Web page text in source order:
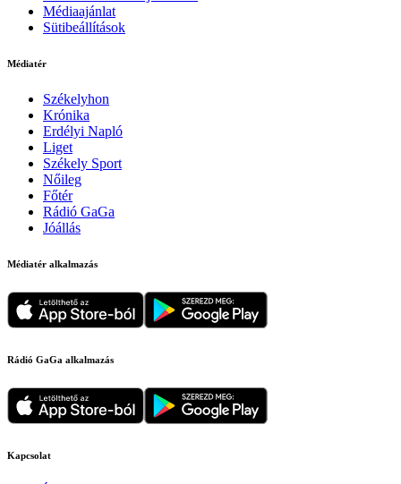
Médiaajánlat
Sütibeállítások
Médiatér
Székelyhon
Krónika
Erdélyi Napló
Liget
Székely Sport
Nőileg
Főtér
Rádió GaGa
Jóállás
Médiatér alkalmazás
Rádió GaGa alkalmazás
Kapcsolat